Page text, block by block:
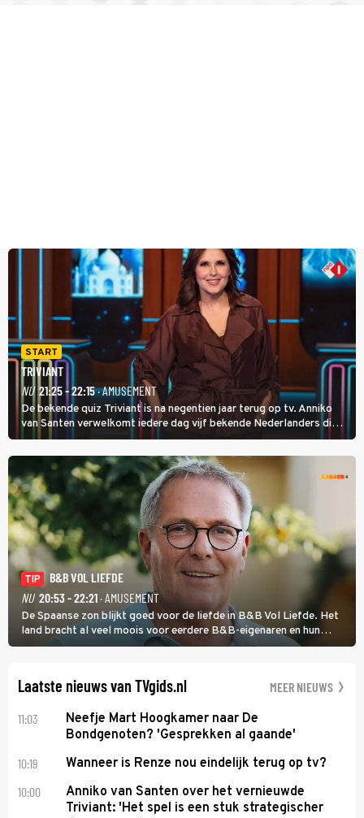
START
TRIVIANT
NU 21:25 - 22:15· AMUSEMENT
De bekende quiz Triviant is na negentien jaar terug op tv. Anniko
van Santen verwelkomt iedere dag vijf bekende Nederlanders die
vragen beantwoorden in verschillende categorieën. De beste
speler gaat direct door naar de finaleweek.
TIP
B&B VOL LIEFDE
NU 20:53 - 22:21· AMUSEMENT
De Spaanse zon blijkt goed voor de liefde in B&B Vol Liefde. Het
land bracht al veel moois voor eerdere B&B-eigenaren en hun
partners. Ook Paul runt zijn gastenverblijf in Spanje. De 62-jarige
Laatste nieuws van TVgids.nl MEER NIEUWS
11:03
Neefje Mart Hoogkamer naar De
Bondgenoten? 'Gesprekken al gaande'
10:19 Wanneer is Renze nou eindelijk terug op tv?
10:00
Anniko van Santen over het vernieuwde
Triviant: 'Het spel is een stuk strategischer